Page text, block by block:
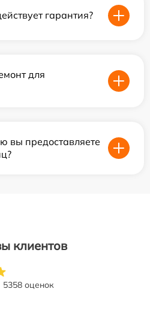
гарантия?
для
вы предоставляете
клиентов
5358 оценок